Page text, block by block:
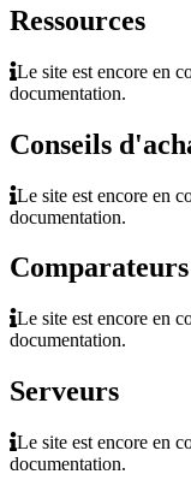
Ressources
Le site est encore en
documentation.
Conseils
Le site est encore en
documentation.
Comparateurs
Le site est encore en
documentation.
Serveurs
Le site est encore en
documentation.